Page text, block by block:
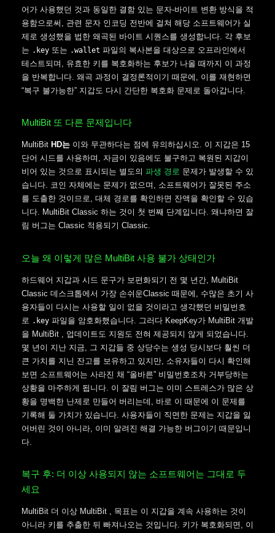
어가 사용했던 것과 동일한 결함 있는 문자-바이트 변환 방식을 적
용함으로써, 관련 문자 인코딩 전반에 걸쳐 해당 소프트웨어가 실
제로 생성했을 법한 왜곡된 바이트 시퀀스를 생성합니다. 각 후보
는 .key 또는 .wallet 파일의 복사본을 대상으로 오프라인에서
테스트되며, 유효한 키를 복호화하는 후보가 나올 때까지 이 과정
을 반복합니다. 왜곡 과정이 결정론적이기 때문에, 이를 재현하면
“복구 불가능한” 지갑도 다시 간단한 복호화 문제로 돌아갑니다.
MultiBit 또 다른 문제입니다
MultiBit HD는 이와 무관하다는 점에 유의하십시오. 이 지갑은 15
단어 시드를 사용하며, 자금이 있음에도 불구하고 복원된 지갑이
비어 있는 것으로 표시되는 별도의 파생 경로 문제가 발생할 수 있
습니다. 코인 자체에는 문제가 없으며, 소프트웨어가 잘못된 주소
를 도출한 것이므로, 대체 경로를 확인하면 잔액을 확인할 수 있습
니다. MultiBit Classic 하는 것이 첫 번째 단계입니다. 왜냐하면 잘
림 버그는 Classic 적용되기 Classic.
오늘 왜 이렇게 많은 MultiBit 사용 불가 상태인가
하드웨어 지갑과 시드 문구가 보편화되기 전 몇 년간, MultiBit
Classic 데스크톱에서 가장 손쉬운Classic 때문에, 수많은 초기 사
용자들이 다시는 사용할 일이 없을 것이라고 생각했던 비밀번호
로 .key 파일을 암호화했습니다. 그러다 KeepKey가 MultiBit 개발
을 MultiBit , 업데이트도 지원도 전혀 제공되지 않게 되었습니다.
몇 년이 지난 지금, 그 지갑들 중 상당수는 생성 당시보다 훨씬 더
큰 가치를 지닌 잔고를 보유하고 있지만, 소유자들이 다시 확인해
보면 소프트웨어는 사라진 채 “올바른” 비밀번호조차 거부당하는
상황을 마주하게 됩니다. 이 잘림 버그는 이미 스트레스가 많은 상
황을 명백한 난제로 만들어 버리는데, 바로 이 때문에 이 문제를
기록해 둘 가치가 있습니다. 사용자들이 직면한 문제는 지갑을 잃
어버린 것이 아니라, 이미 알려진 해결 가능한 버그이기 때문입니
다.
복구 후: 더 이상 사용되지 않는 소프트웨어는 그대로 두
세요
MultiBit 더 이상 MultiBit , 목표는 이 지갑을 계속 사용하는 것이
아니라 키를 추출한 뒤 빠져나오는 것입니다. 키가 복호화되면, 이